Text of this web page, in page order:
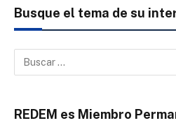
Busque el tema de su
REDEM es Miembro